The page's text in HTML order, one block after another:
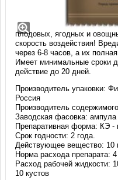
Фитоверм Форте, КЭ -
препарат для
листогрызущих насекомых
плодовых, ягодных и
скорость воздействия!
через 6-8 часов, а их
Имеет минимальные сроки
действие до 20 дней.
Производитель упаковки:
Россия
Производитель
Заводская фасовка: ампула
Препаративная форма: КЭ -
Срок годности: 2 года.
Действующее вещество: 10
Норма расхода препарата:
Расход рабочей жидкости:
10 кустов